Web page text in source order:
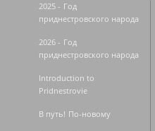
2025 - Год
приднестровского народа
2026 - Год
приднестровского народа
Introduction to
Pridnestrovie
В путь! По-новому